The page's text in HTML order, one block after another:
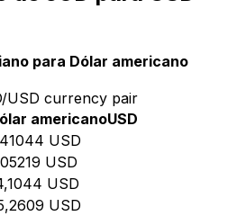
para Dólar americano
USD currency pair
americanoUSD
USD
USD
USD
USD